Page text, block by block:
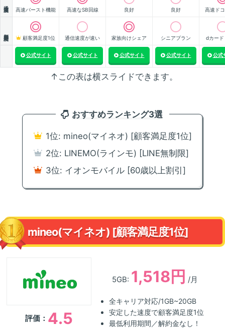
高速バースト機能 高速なSB回線 良好 良好 高速ド
顧客満足度1位 通信速度が速い 家族向けシェア シニアプラン dカード
公式サイト 公式サイト 公式サイト 公式サイト 公式
↑この表は横スライドできます。
おすすめランキング3選
1位: mineo(マイネオ) [顧客満足度1位]
2位: LINEMO(ラインモ) [LINE無制限]
3位: イオンモバイル [60歳以上割引]
mineo(マイネオ) [顧客満足度1位]
評価： 4.5
5GB: 1,518円 /月
全キャリア対応/1GB~20GB
安定した速度で顧客満足度1位
最低利用期間／解約金なし！